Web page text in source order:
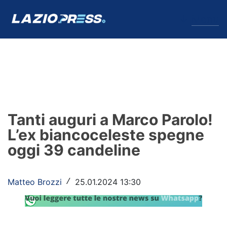
Formello
Infortuni
Calciomercato
Tanti auguri a Marco Parolo!
L’ex biancoceleste spegne
oggi 39 candeline
Matteo Brozzi / 25.01.2024 13:30